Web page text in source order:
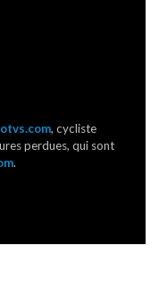
, cycliste
perdues, qui sont
.